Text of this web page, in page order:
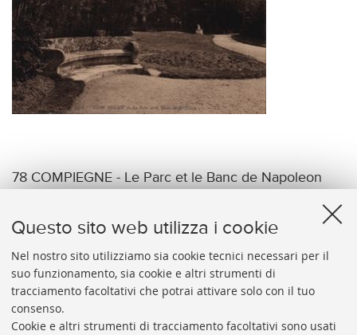
Questo sito web utilizza i cookie
Nel nostro sito utilizziamo sia cookie tecnici necessari per il
suo funzionamento, sia cookie e altri strumenti di
tracciamento facoltativi che potrai attivare solo con il tuo
consenso.
Cookie e altri strumenti di tracciamento facoltativi sono usati
78 COMPIEGNE - Le Parc et le Banc de Napoleon
UNIVERSITARIA
Presidente: prof. Francesco Citti